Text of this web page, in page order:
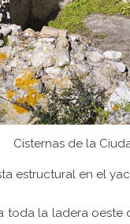
Cisternas de la
estructural en el
toda la ladera oeste